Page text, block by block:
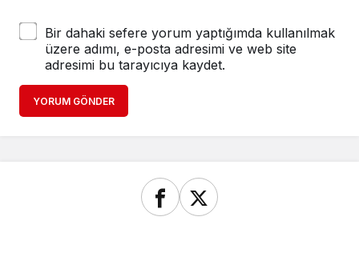
Bir dahaki sefere yorum yaptığımda kullanılmak
üzere adımı, e-posta adresimi ve web site
adresimi bu tarayıcıya kaydet.
YORUM GÖNDER